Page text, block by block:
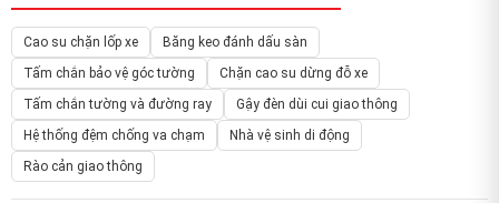
Cao su chặn lốp xe
Băng keo đánh dấu sàn
Tấm chắn bảo vệ góc tường
Chặn cao su dừng đỗ xe
Tấm chắn tường và đường ray
Gậy đèn dùi cui giao thông
Hệ thống đệm chống va chạm
Nhà vệ sinh di động
Rào cản giao thông